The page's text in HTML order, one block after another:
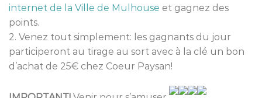
internet de la Ville de Mulhouse et gagnez des
points.
2. Venez tout simplement: les gagnants du jour
participeront au tirage au sort avec à la clé un bon
d’achat de 25€ chez Coeur Paysan!